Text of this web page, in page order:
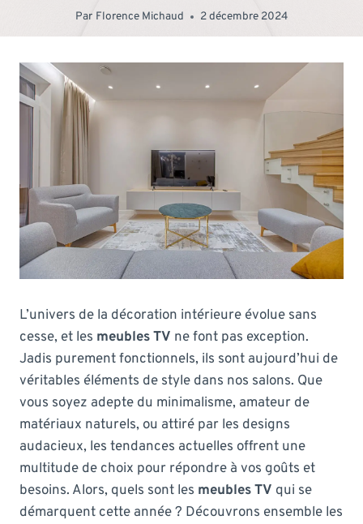
Par Florence Michaud 2 décembre 2024
L’univers de la décoration intérieure évolue sans
cesse, et les meubles TV ne font pas exception.
Jadis purement fonctionnels, ils sont aujourd’hui de
véritables éléments de style dans nos salons. Que
vous soyez adepte du minimalisme, amateur de
matériaux naturels, ou attiré par les designs
audacieux, les tendances actuelles offrent une
multitude de choix pour répondre à vos goûts et
besoins. Alors, quels sont les meubles TV qui se
démarquent cette année ? Découvrons ensemble les